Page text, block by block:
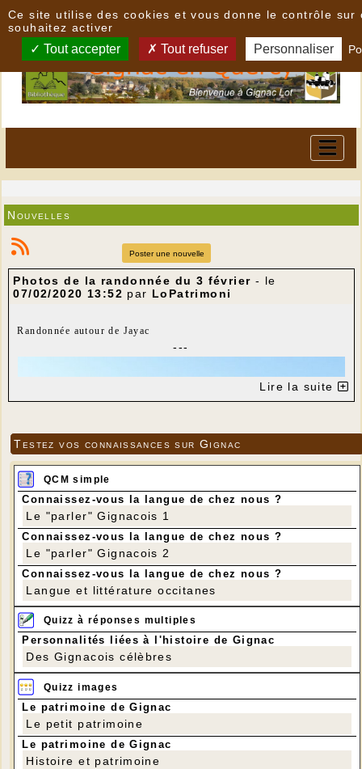
Nouvelles
Poster une nouvelle
Photos de la randonnée du 3 février - le
07/02/2020 13:52 par LoPatrimoni
Randonnée autour de Jayac
---
Lire la suite
Testez vos connaissances sur Gignac
QCM simple
Connaissez-vous la langue de chez nous ?
Le "parler" Gignacois 1
Connaissez-vous la langue de chez nous ?
Le "parler" Gignacois 2
Connaissez-vous la langue de chez nous ?
Langue et littérature occitanes
Quizz à réponses multiples
Personnalités liées à l'histoire de Gignac
Des Gignacois célèbres
Quizz images
Le patrimoine de Gignac
Le petit patrimoine
Le patrimoine de Gignac
Histoire et patrimoine
Ce site utilise des cookies et vous donne le contrôle sur
souhaitez activer
Tout accepter Tout refuser Personnaliser